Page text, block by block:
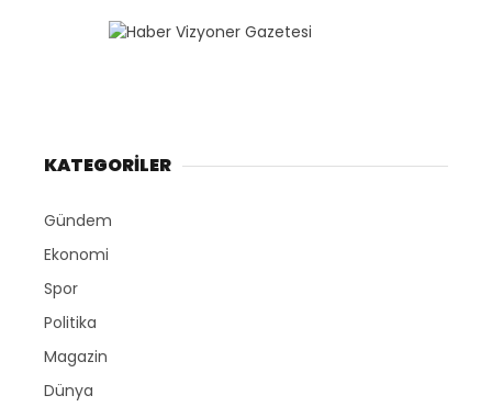
KATEGORİLER
Gündem
Ekonomi
Spor
Politika
Magazin
Dünya